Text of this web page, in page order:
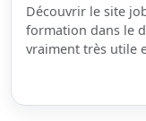
Découvrir le site
formation dans le
vraiment très utile